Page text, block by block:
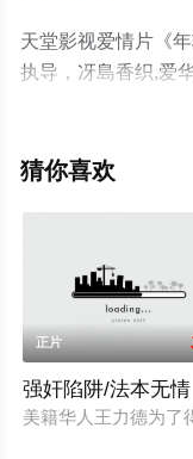
天堂影视爱情片《
执导，冴島香织,爱
博基等演员精彩演
至豆瓣电影、电视
猜你喜欢
正片
强奸陷阱/法本无情
美籍华人王力德为了